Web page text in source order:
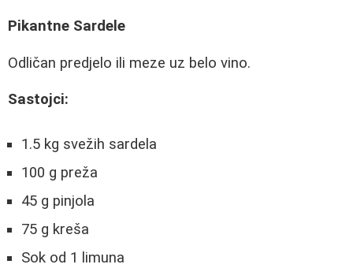
Pikantne Sardele
Odličan predjelo ili meze uz belo vino.
Sastojci:
1.5 kg svežih sardela
100 g preža
45 g pinjola
75 g kreša
Sok od 1 limuna